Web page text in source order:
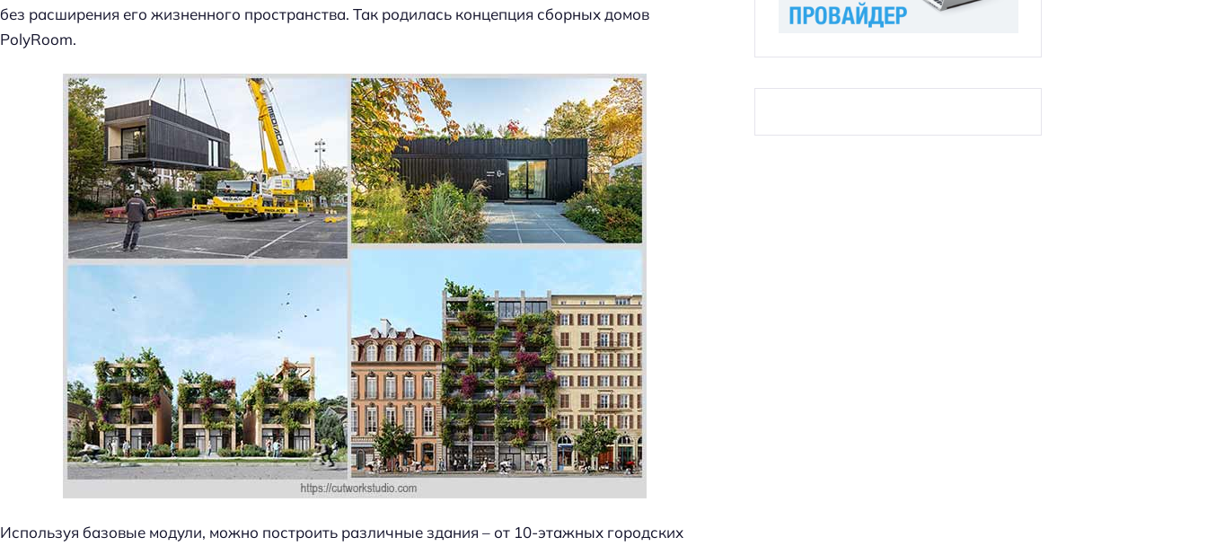
без расширения его жизненного пространства. Так родилась концепция сборных домов
PolyRoom.
Используя базовые модули, можно построить различные здания – от 10-этажных городских